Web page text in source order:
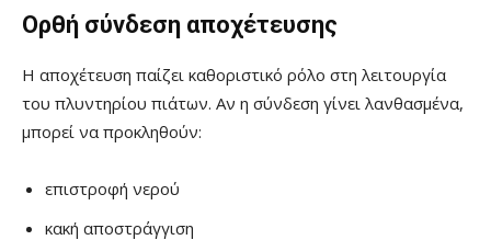
Ορθή σύνδεση αποχέτευσης
Η αποχέτευση παίζει καθοριστικό ρόλο στη λειτουργία
του πλυντηρίου πιάτων. Αν η σύνδεση γίνει λανθασμένα,
μπορεί να προκληθούν:
επιστροφή νερού
κακή αποστράγγιση